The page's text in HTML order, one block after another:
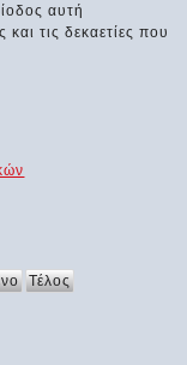
αυτή
τις δεκαετίες που
Τέλος